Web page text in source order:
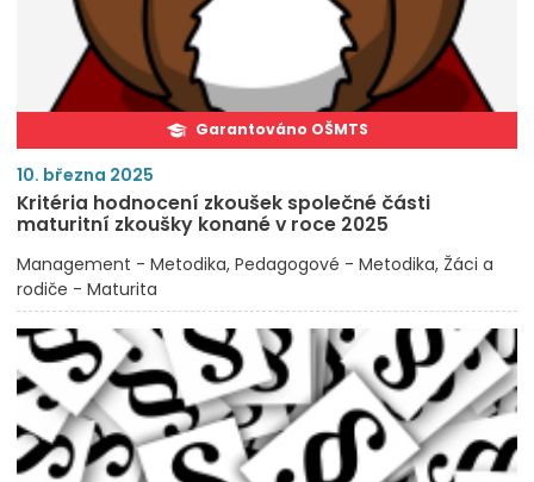
Garantováno OŠMTS
10. března 2025
Kritéria hodnocení zkoušek společné části
maturitní zkoušky konané v roce 2025
Management - Metodika Pedagogové - Metodika Žáci a
rodiče - Maturita